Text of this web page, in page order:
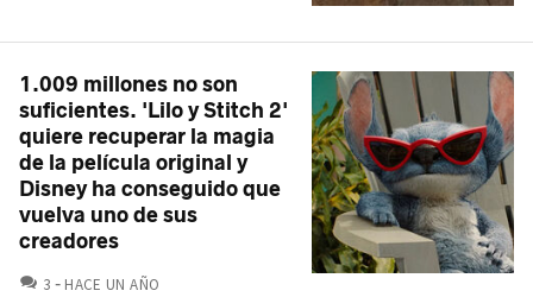
1.009 millones no son
suficientes. 'Lilo y Stitch 2'
quiere recuperar la magia
de la película original y
Disney ha conseguido que
vuelva uno de sus
creadores
3 COMENTARIOS
HACE UN AÑO